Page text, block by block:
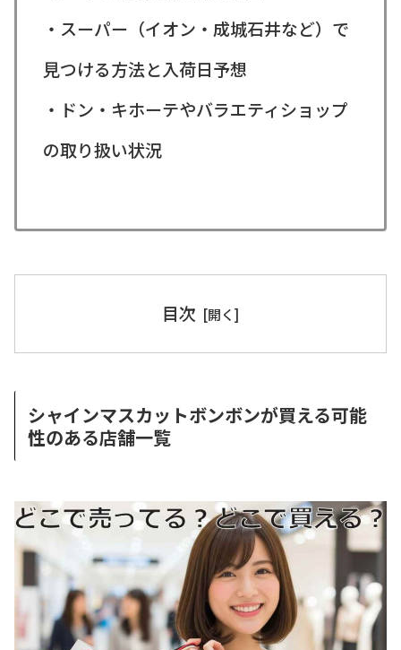
・スーパー（イオン・成城石井など）で
見つける方法と入荷日予想
・ドン・キホーテやバラエティショップ
の取り扱い状況
目次
シャインマスカットボンボンが買える可能
性のある店舗一覧